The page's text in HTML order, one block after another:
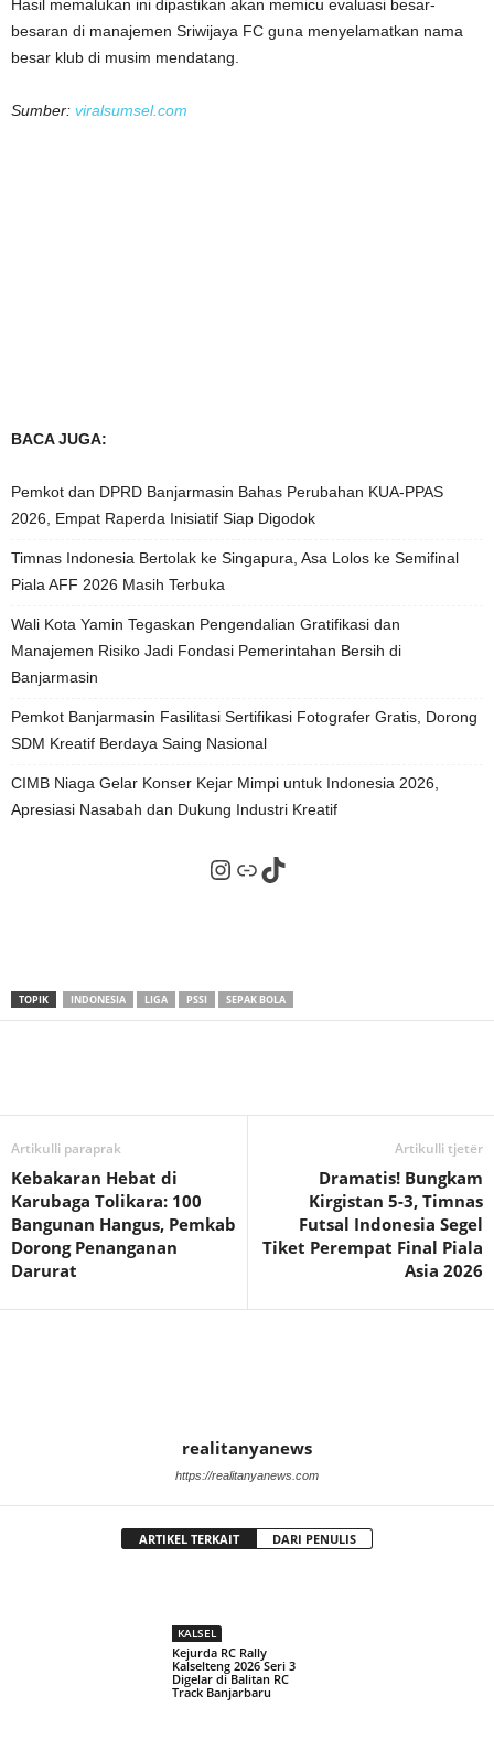
Hasil memalukan ini dipastikan akan memicu evaluasi besar-
besaran di manajemen Sriwijaya FC guna menyelamatkan nama
besar klub di musim mendatang.
Sumber: viralsumsel.com
BACA JUGA:
Pemkot dan DPRD Banjarmasin Bahas Perubahan KUA-PPAS
2026, Empat Raperda Inisiatif Siap Digodok
Timnas Indonesia Bertolak ke Singapura, Asa Lolos ke Semifinal
Piala AFF 2026 Masih Terbuka
Wali Kota Yamin Tegaskan Pengendalian Gratifikasi dan
Manajemen Risiko Jadi Fondasi Pemerintahan Bersih di
Banjarmasin
Pemkot Banjarmasin Fasilitasi Sertifikasi Fotografer Gratis, Dorong
SDM Kreatif Berdaya Saing Nasional
CIMB Niaga Gelar Konser Kejar Mimpi untuk Indonesia 2026,
Apresiasi Nasabah dan Dukung Industri Kreatif
Instagram
Tautan
TikTok
TOPIK INDONESIA LIGA PSSI SEPAK BOLA
Artikulli paraprak
Kebakaran Hebat di
Karubaga Tolikara: 100
Bangunan Hangus, Pemkab
Dorong Penanganan
Darurat
Artikulli tjetër
Dramatis! Bungkam
Kirgistan 5-3, Timnas
Futsal Indonesia Segel
Tiket Perempat Final Piala
Asia 2026
realitanyanews
https://realitanyanews.com
ARTIKEL TERKAIT DARI PENULIS
KALSEL
Kejurda RC Rally
Kalselteng 2026 Seri 3
Digelar di Balitan RC
Track Banjarbaru